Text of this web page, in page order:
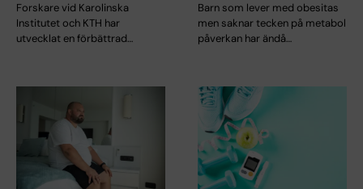
Forskare vid Karolinska
Institutet och KTH har
utvecklat en förbättrad…
Barn som lever med obesitas
men saknar tecken på metabol
påverkan har ändå…